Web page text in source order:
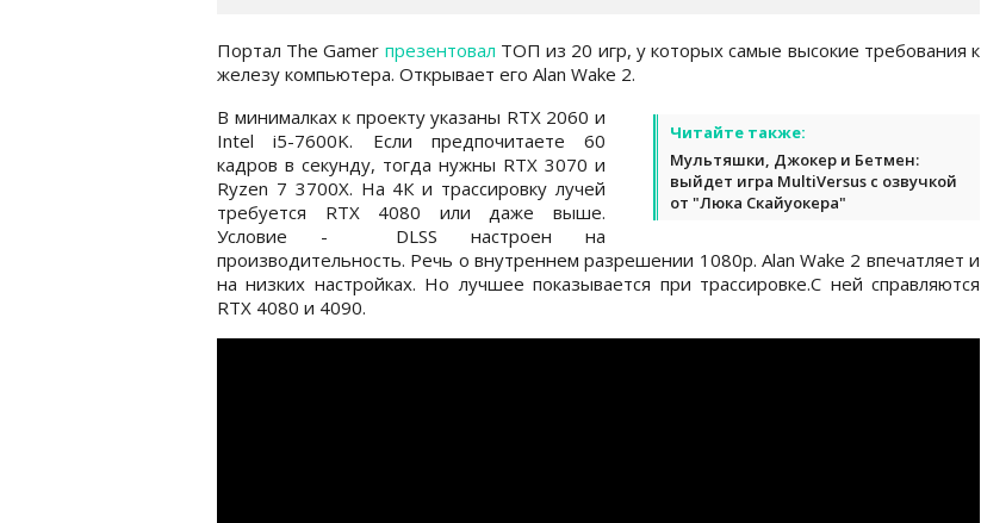
Портал The Gamer презентовал ТОП из 20 игр, у которых самые высокие требования к
железу компьютера. Открывает его Alan Wake 2.
Читайте также:
Мультяшки, Джокер и Бетмен:
выйдет игра MultiVersus с озвучкой
от "Люка Скайуокера"
В минималках к проекту указаны RTX 2060 и
Intel i5-7600K. Если предпочитаете 60
кадров в секунду, тогда нужны RTX 3070 и
Ryzen 7 3700X. На 4К и трассировку лучей
требуется RTX 4080 или даже выше.
Условие - DLSS настроен на
производительность. Речь о внутреннем разрешении 1080р. Alan Wake 2 впечатляет и
на низких настройках. Но лучшее показывается при трассировке.С ней справляются
RTX 4080 и 4090.